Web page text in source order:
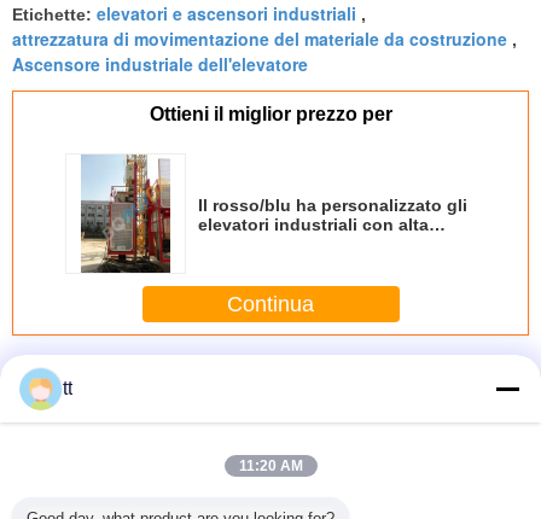
Etichette: elevatori e ascensori industriali ,
attrezzatura di movimentazione del materiale da costruzione ,
Ascensore industriale dell'elevatore
Ottieni il miglior prezzo per
Il rosso/blu ha personalizzato gli
elevatori industriali con alta
Continua
PiùElevatori industriali
tt
11:20 AM